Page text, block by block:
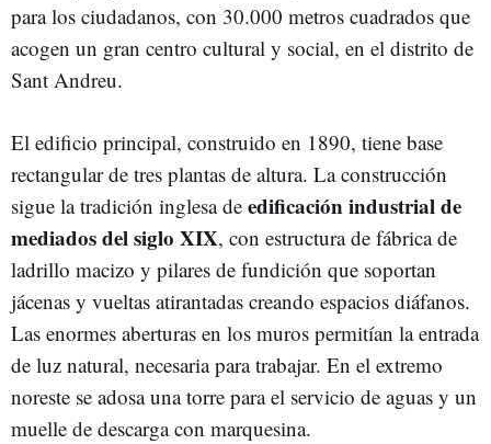
para los ciudadanos, con 30.000 metros cuadrados que
acogen un gran centro cultural y social, en el distrito de
Sant Andreu.
El edificio principal, construido en 1890, tiene base
rectangular de tres plantas de altura. La construcción
sigue la tradición inglesa de edificación industrial de
mediados del siglo XIX, con estructura de fábrica de
ladrillo macizo y pilares de fundición que soportan
jácenas y vueltas atirantadas creando espacios diáfanos.
Las enormes aberturas en los muros permitían la entrada
de luz natural, necesaria para trabajar. En el extremo
noreste se adosa una torre para el servicio de aguas y un
muelle de descarga con marquesina.